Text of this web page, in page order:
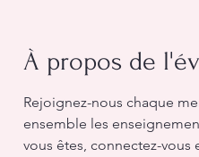
À propos de
Rejoignez-nous chaque
ensemble les
vous êtes, connectez-